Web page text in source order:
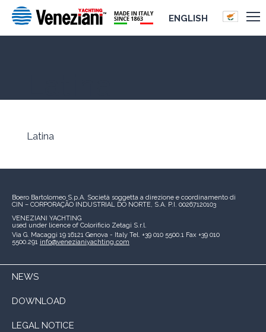
ENGLISH
Latina
Boero Bartolomeo S.p.A. Società soggetta a direzione e coordinamento di
CIN – CORPORAÇÃO INDUSTRIAL DO NORTE, S.A. P.I. 00267120103
VENEZIANI YACHTING
used under licence of Colorificio Zetagi S.r.l.
Via G. Macaggi 19 16121 Genova - Italy Tel. +39 010 5500.1 Fax +39 010
5500.291 info@venezianiyachting.com
NEWS
DOWNLOAD
LEGAL NOTICE